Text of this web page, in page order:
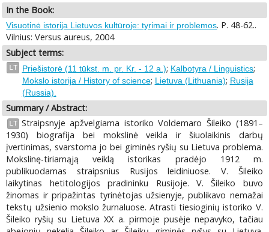
In the Book:
Visuotinė istorija Lietuvos kultūroje: tyrimai ir problemos. P. 48-62..
Vilnius: Versus aureus, 2004
Subject terms:
LT Priešistorė (11 tūkst. m. pr. Kr. - 12 a.); Kalbotyra / Linguistics;
Mokslo istorija / History of science; Lietuva (Lithuania); Rusija
(Russia).
Summary / Abstract:
LT Straipsnyje apžvelgiama istoriko Voldemaro Šileiko (1891–
1930) biografija bei mokslinė veikla ir šiuolaikinis darbų
įvertinimas, svarstoma jo bei giminės ryšių su Lietuva problema.
Mokslinę-tiriamąją veiklą istorikas pradėjo 1912 m.
publikuodamas straipsnius Rusijos leidiniuose. V. Šileiko
laikytinas hetitologijos pradininku Rusijoje. V. Šileiko buvo
žinomas ir pripažintas tyrinėtojas užsienyje, publikavo nemažai
tekstų užsienio mokslo žurnaluose. Atrasti tiesioginių istoriko V.
Šileiko ryšių su Lietuva XX a. pirmoje pusėje nepavyko, tačiau